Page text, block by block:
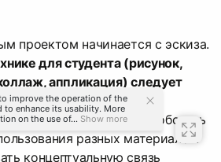
проектом начинается с эскиза.
для студента (рисунок,
аппликация) следует
эскиза для трех
Желательно попробовать
разных материалов.
концептуальную связь
improve the operation of the
to enhance its usability. More
on the use of... Show more